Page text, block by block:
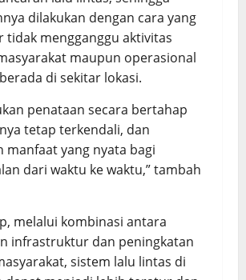
dilakukan dengan cara yang
tidak mengganggu aktivitas
maupun operasional
di sekitar lokasi.
penataan secara bertahap
tetap terkendali, dan
manfaat yang nyata bagi
dari waktu ke waktu,” tambah
melalui kombinasi antara
infrastruktur dan peningkatan
sistem lalu lintas di